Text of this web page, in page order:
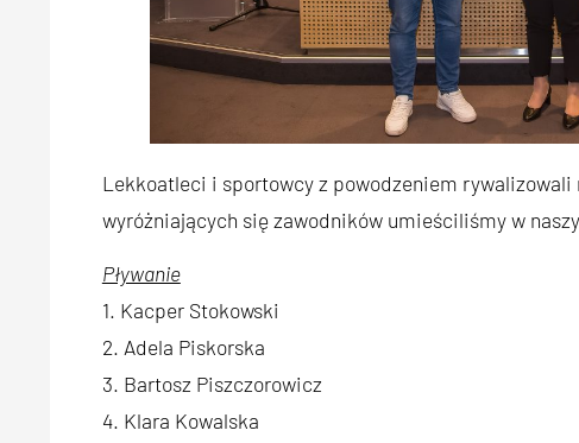
Lekkoatleci i sportowcy z powodzeniem
wyróżniających się zawodników umieściliśmy w
Pływanie
1. Kacper Stokowski
2. Adela Piskorska
3. Bartosz Piszczorowicz
4. Klara Kowalska